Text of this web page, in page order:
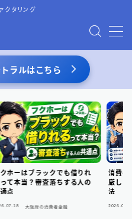
クタリング
ラルはこちら
ホーはブラックでも借りれ
て本当？審査落ちする人の
点
大阪府の消費者金融
消費者
厳しく
法